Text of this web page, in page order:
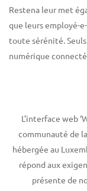
Restena leur met
que leurs employé-
toute sérénité.
numérique
L’interface web
communauté de
hébergée au
répond aux
présente de